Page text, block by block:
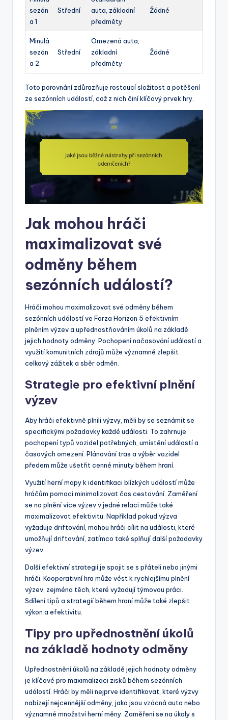
sezón
a 1
Střední
auta, základní
předměty
Žádné
Minulá
sezón
a 2
Střední
Omezená auta,
základní
předměty
Žádné
Toto porovnání zdůrazňuje rostoucí složitost a potěšení
ze sezónních událostí, což z nich činí klíčový prvek hry.
Jak mohou hráči
maximalizovat své
odměny během
sezónních událostí?
Hráči mohou maximalizovat své odměny během
sezónních událostí ve Forza Horizon 5 efektivním
plněním výzev a upřednostňováním úkolů na základě
jejich hodnoty odměny. Pochopení načasování událostí a
využití komunitních zdrojů může významně zlepšit
celkový zážitek a sběr odměn.
Strategie pro efektivní plnění
výzev
Aby hráči efektivně plnili výzvy, měli by se seznámit se
specifickými požadavky každé události. To zahrnuje
pochopení typů vozidel potřebných, umístění událostí a
časových omezení. Plánování tras a výběr vozidel
předem může ušetřit cenné minuty během hraní.
Využití herní mapy k identifikaci blízkých událostí může
hráčům pomoci minimalizovat čas cestování. Zaměření
se na plnění více výzev v jedné relaci může také
maximalizovat efektivitu. Například pokud výzva
vyžaduje driftování, mohou hráči cílit na události, které
umožňují driftování, zatímco také splňují další požadavky
výzev.
Další efektivní strategií je spojit se s přáteli nebo jinými
hráči. Kooperativní hra může vést k rychlejšímu plnění
výzev, zejména těch, které vyžadují týmovou práci.
Sdílení tipů a strategií během hraní může také zlepšit
výkon a efektivitu.
Tipy pro upřednostnění úkolů
na základě hodnoty odměny
Upřednostnění úkolů na základě jejich hodnoty odměny
je klíčové pro maximalizaci zisků během sezónních
událostí. Hráči by měli nejprve identifikovat, které výzvy
nabízejí nejcennější odměny, jako jsou vzácná auta nebo
významné množství herní měny. Zaměření se na úkoly s